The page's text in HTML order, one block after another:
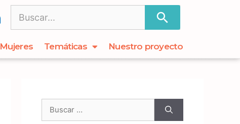
Mujeres Temáticas Nuestro proyecto